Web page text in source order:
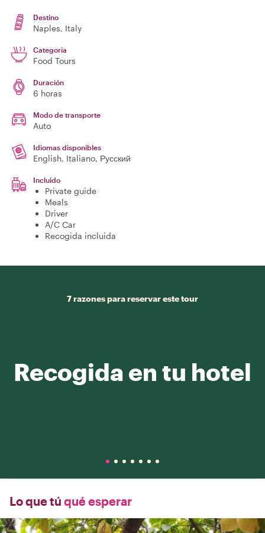
Destino
Naples, Italy
Categoría
Food Tours
Duración
6 horas
Modo de transporte
Auto
Idiomas disponibles
English, Italiano, Русский
Incluido
Private guide
Meals
Driver
A/C Car
Recogida incluida
7 razones para reservar este tour
Recogida en tu hotel
Lo que tú qué esperar